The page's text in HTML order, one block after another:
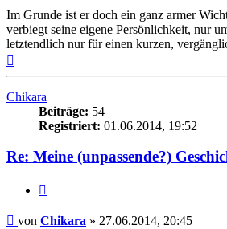
Im Grunde ist er doch ein ganz armer
verbiegt seine eigene Persönlichkeit, nur
letztendlich nur für einen kurzen,
Chikara
Beiträge: 54
Registriert: 01.06.2014, 19:52
Re: Meine (unpassende?)
Beitrag
von Chikara » 27.06.2014, 20:45